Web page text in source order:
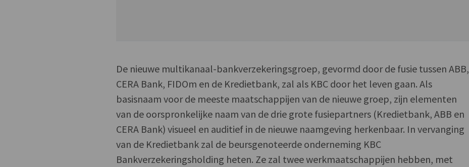
De nieuwe multikanaal-bankverzekeringsgroep, gevormd door de fusie tussen ABB,
CERA Bank, FIDOm en de Kredietbank, zal als KBC door het leven gaan. Als
basisnaam voor de meeste maatschappijen van de nieuwe groep, zijn elementen
van de oorspronkelijke naam van de drie grote fusiepartners (Kredietbank, ABB en
CERA Bank) visueel en auditief in de nieuwe naamgeving herkenbaar. In vervanging
van de Kredietbank zal de beursgenoteerde onderneming KBC
Bankverzekeringsholding heten. Ze zal twee werkmaatschappijen hebben, met